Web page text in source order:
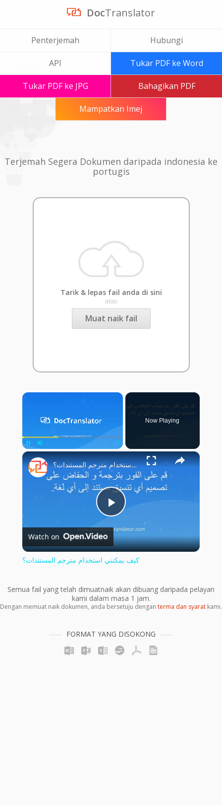
DocTranslator
Penterjemah Hubungi
API Tukar PDF ke Word
Tukar PDF ke JPG Bahagikan PDF
Mampatkan Imej
Terjemah Segera Dokumen daripada indonesia ke
portugis
Tarik & lepas fail anda di sini
atau
Muat naik fail
×
PauseUnmute Fullscreen
Now Playing
×
Play
Video
كيف يمكنني استخدام مترجم المستندات؟
Watch on
كيف يمكنني استخدام مترجم المستندات؟
Semua fail yang telah dimuatnaik akan dibuang daripada pelayan
kami dalam masa 1 jam.
Dengan memuat naik dokumen, anda bersetuju dengan terma dan syarat kami.
FORMAT YANG DISOKONG